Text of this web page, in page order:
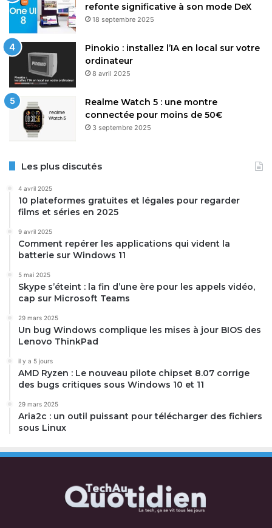
refonte significative à son mode DeX
18 septembre 2025
Pinokio : installez l’IA en local sur votre
ordinateur
8 avril 2025
Realme Watch 5 : une montre
connectée pour moins de 50€
3 septembre 2025
Les plus discutés
4 avril 2025
10 plateformes gratuites et légales pour regarder
films et séries en 2025
9 avril 2025
Comment repérer les applications qui vident la
batterie sur Windows 11
5 mai 2025
Skype s’éteint : la fin d’une ère pour les appels vidéo,
cap sur Microsoft Teams
29 mars 2025
Un bug Windows complique les mises à jour BIOS des
Lenovo ThinkPad
il y a 5 jours
AMD Ryzen : Le nouveau pilote chipset 8.07 corrige
des bugs critiques sous Windows 10 et 11
29 mars 2025
Aria2c : un outil puissant pour télécharger des fichiers
sous Linux